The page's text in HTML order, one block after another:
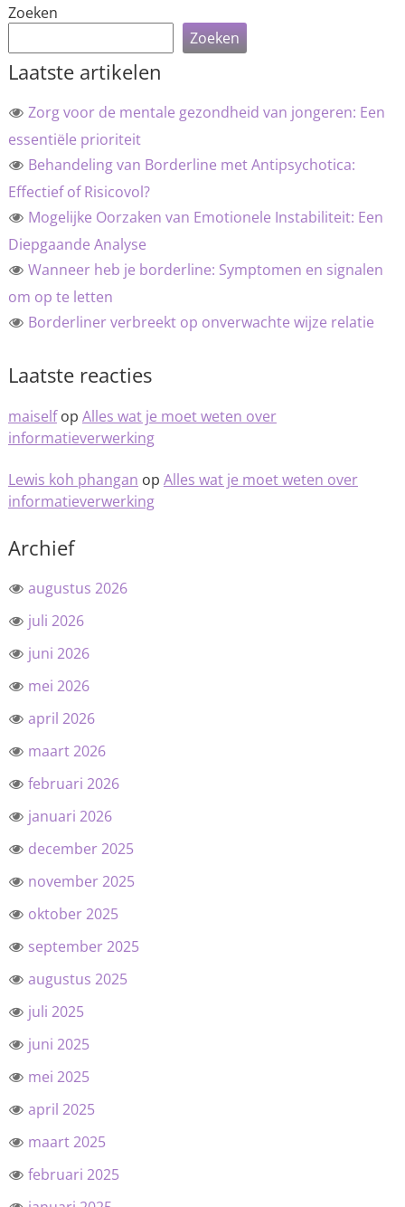
Zoeken
Zoeken
Laatste artikelen
Zorg voor de mentale gezondheid van jongeren: Een
essentiële prioriteit
Behandeling van Borderline met Antipsychotica:
Effectief of Risicovol?
Mogelijke Oorzaken van Emotionele Instabiliteit: Een
Diepgaande Analyse
Wanneer heb je borderline: Symptomen en signalen
om op te letten
Borderliner verbreekt op onverwachte wijze relatie
Laatste reacties
maiselfop Alles wat je moet weten over
informatieverwerking
Lewis koh phangan op Alles wat je moet weten over
informatieverwerking
Archief
augustus 2026
juli 2026
juni 2026
mei 2026
april 2026
maart 2026
februari 2026
januari 2026
december 2025
november 2025
oktober 2025
september 2025
augustus 2025
juli 2025
juni 2025
mei 2025
april 2025
maart 2025
februari 2025